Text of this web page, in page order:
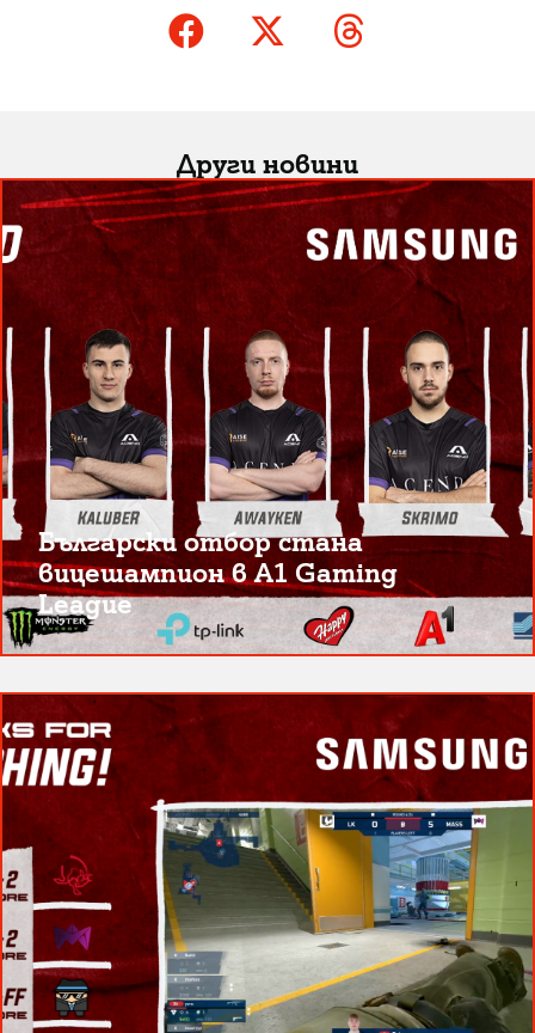
Други новини
Български отбор стана
вицешампион в A1 Gaming
League